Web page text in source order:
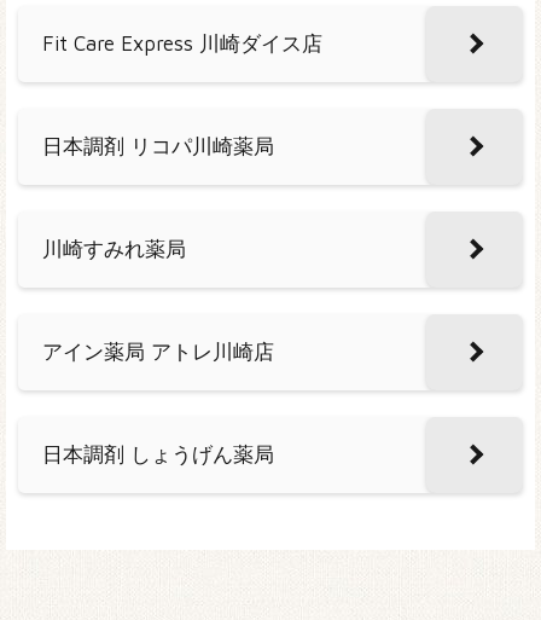
Fit Care Express 川崎ダイス店
日本調剤 リコパ川崎薬局
川崎すみれ薬局
アイン薬局 アトレ川崎店
日本調剤 しょうげん薬局